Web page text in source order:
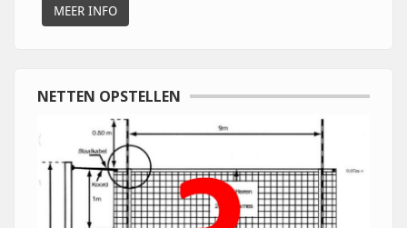
MEER INFO
NETTEN OPSTELLEN